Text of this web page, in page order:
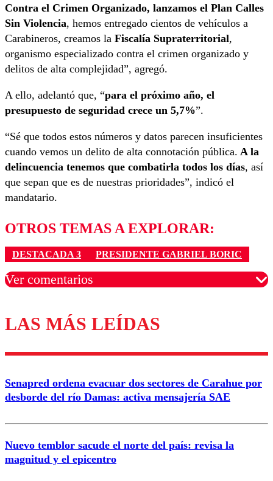
Contra el Crimen Organizado, lanzamos el Plan Calles
Sin Violencia, hemos entregado cientos de vehículos a
Carabineros, creamos la Fiscalía Supraterritorial,
organismo especializado contra el crimen organizado y
delitos de alta complejidad”, agregó.
A ello, adelantó que, “para el próximo año, el
presupuesto de seguridad crece un 5,7%”.
“Sé que todos estos números y datos parecen insuficientes
cuando vemos un delito de alta connotación pública. A la
delincuencia tenemos que combatirla todos los días, así
que sepan que es de nuestras prioridades”, indicó el
mandatario.
OTROS TEMAS A EXPLORAR:
DESTACADA 3 PRESIDENTE GABRIEL BORIC
Ver comentarios
Los comentarios son moderados para garantizar un
diálogo respetuoso.
Correo
LAS MÁS LEÍDAS
Senapred ordena evacuar dos sectores de Carahue por
desborde del río Damas: activa mensajería SAE
Nuevo temblor sacude el norte del país: revisa la
magnitud y el epicentro